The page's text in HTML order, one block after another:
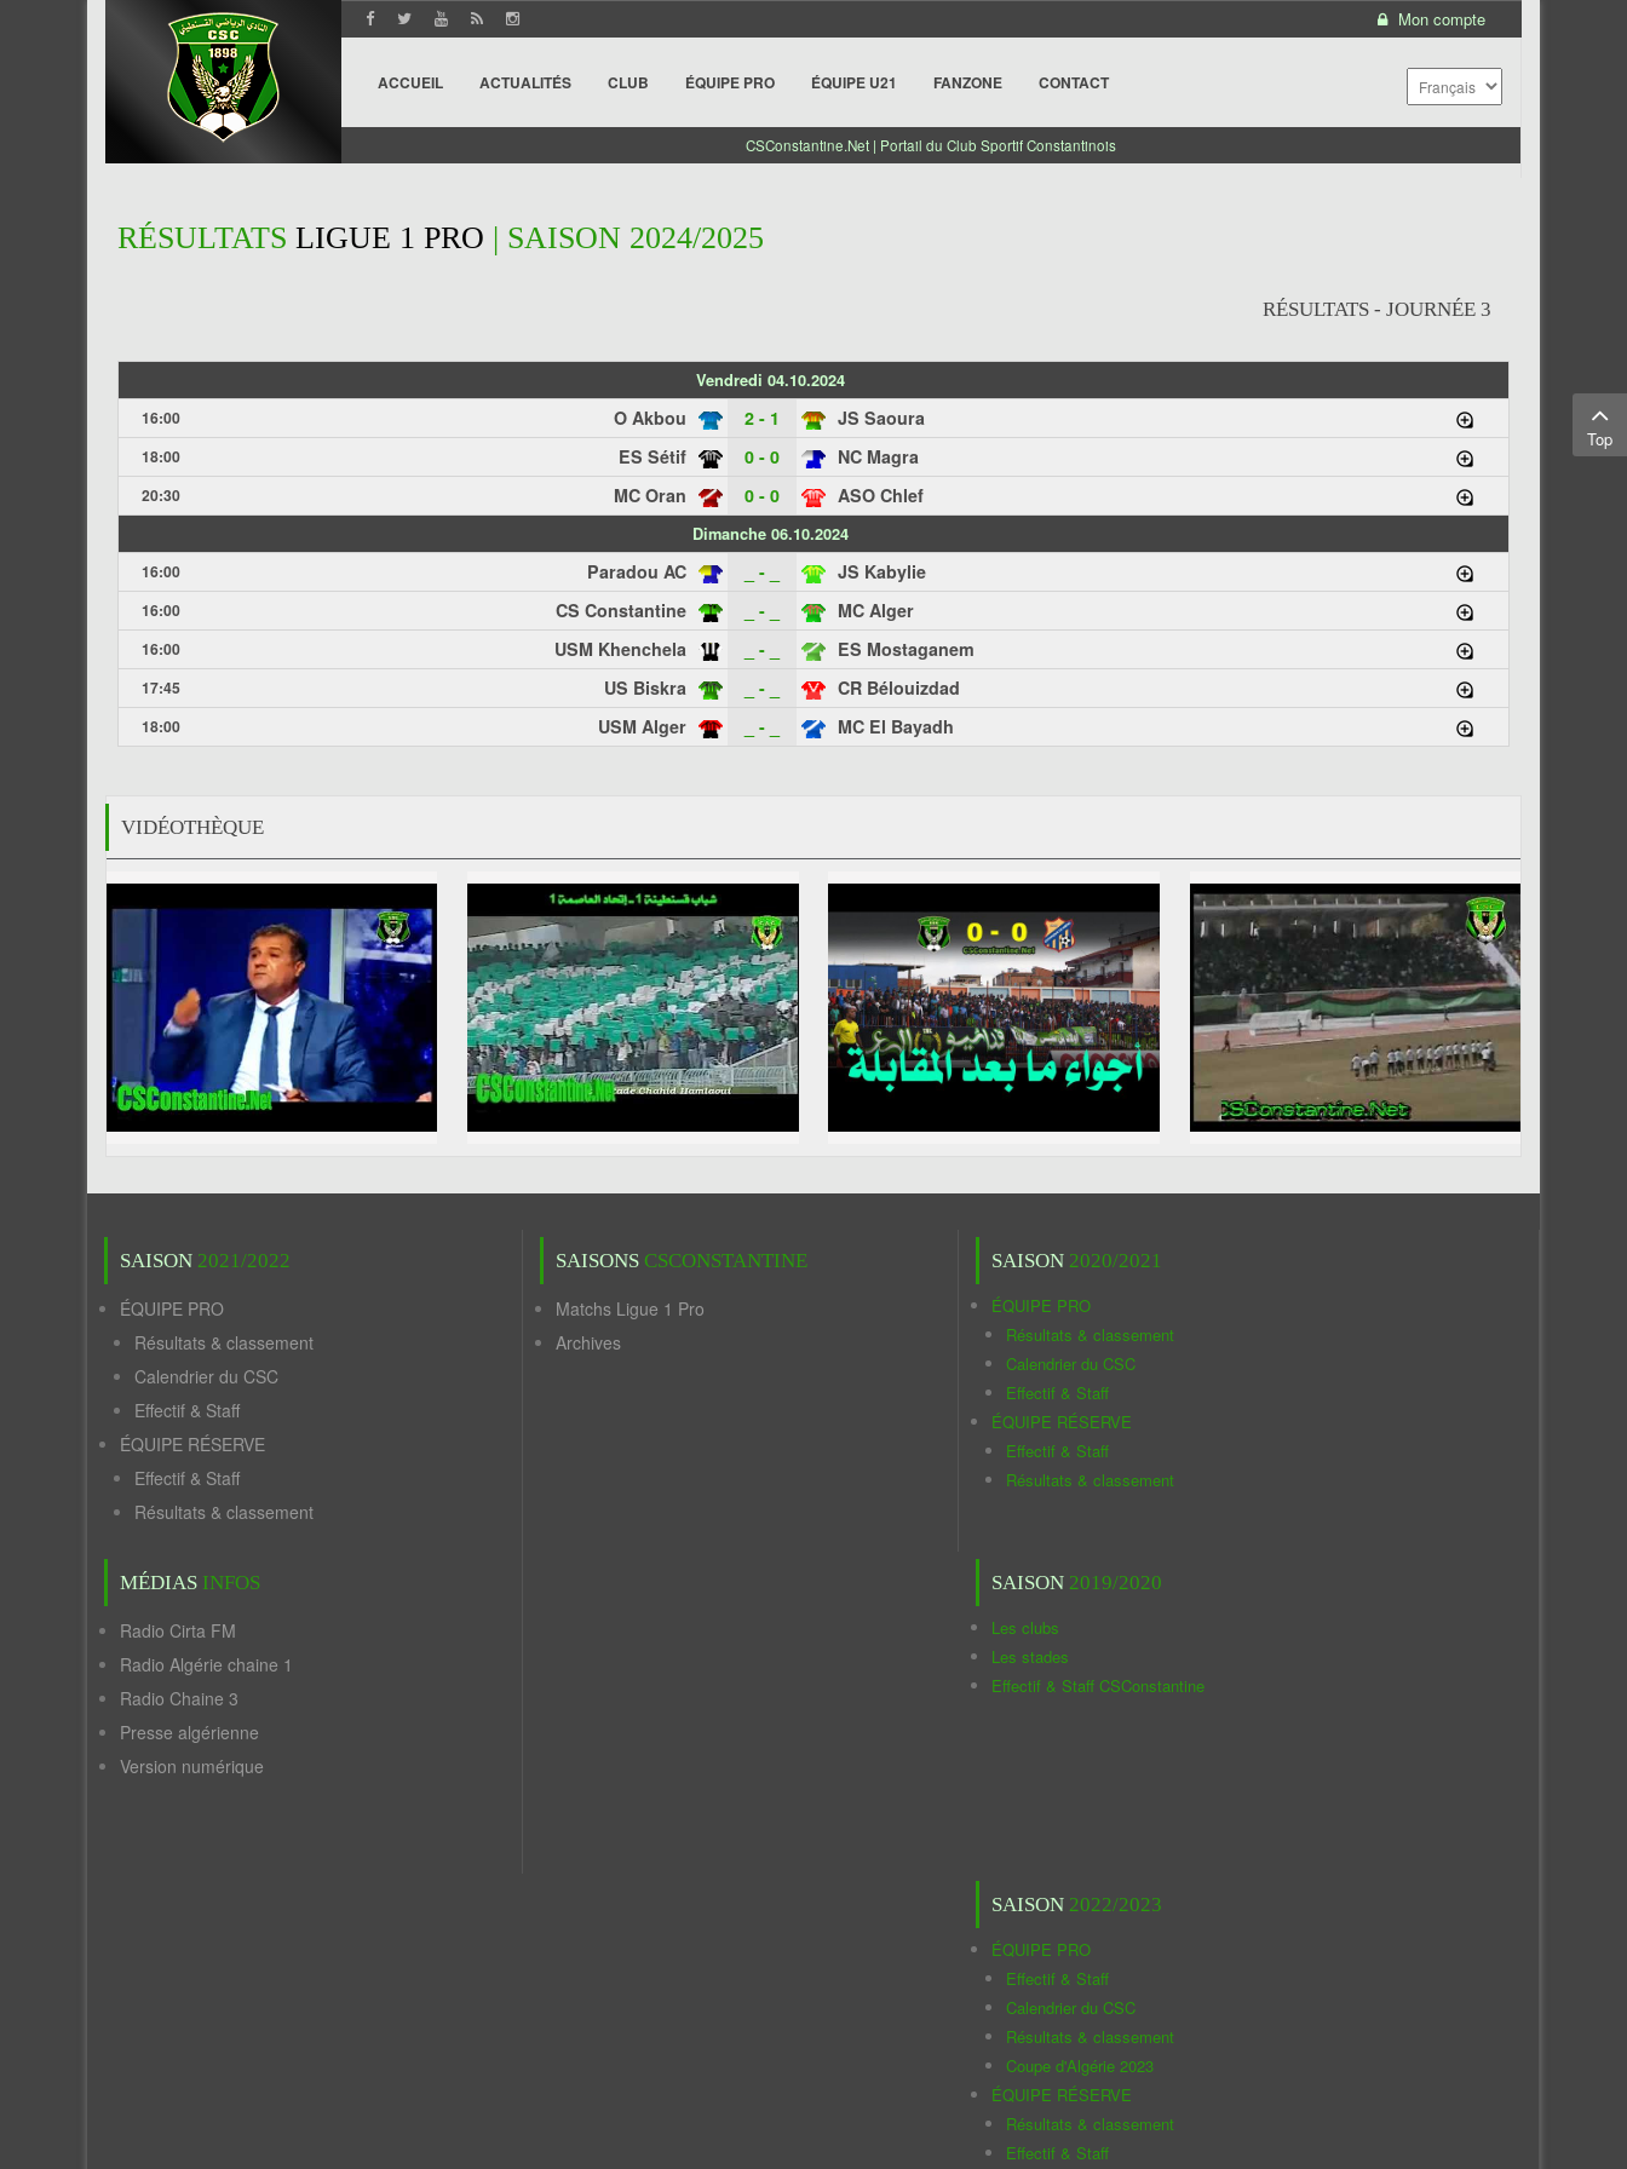
Mon compte
ACCUEIL ACTUALITÉS CLUB ÉQUIPE PRO ÉQUIPE U21 FANZONE CONTACT
CSConstantine.Net | Portail du Club Sportif Constantinois
RÉSULTATS LIGUE 1 PRO | SAISON 2024/2025
RÉSULTATS - JOURNÉE 3
Vendredi 04.10.2024
16:00
O Akbou 2 - 1 JS Saoura
18:00 ES Sétif 0 - 0 NC Magra
20:30 MC Oran 0 - 0 ASO Chlef
Dimanche 06.10.2024
16:00
Paradou AC _ - _ JS Kabylie
16:00 CS Constantine _ - _ MC Alger
16:00 USM Khenchela _ - _ ES Mostaganem
17:45 US Biskra _ - _ CR Bélouizdad
18:00 USM Alger _ - _ MC El Bayadh
VIDÉOTHÈQUE
SAISON 2021/2022
ÉQUIPE PRO
Résultats & classement
Calendrier du CSC
Effectif & Staff
ÉQUIPE RÉSERVE
Effectif & Staff
Résultats & classement
MÉDIAS INFOS
Radio Cirta FM
Radio Algérie chaine 1
Radio Chaine 3
Presse algérienne
Version numérique
SAISONS CSCONSTANTINE
Matchs Ligue 1 Pro
Archives
SAISON 2020/2021
ÉQUIPE PRO
Résultats & classement
Calendrier du CSC
Effectif & Staff
ÉQUIPE RÉSERVE
Effectif & Staff
Résultats & classement
SAISON 2019/2020
Les clubs
Les stades
Effectif & Staff CSConstantine
SAISON 2022/2023
ÉQUIPE PRO
Effectif & Staff
Calendrier du CSC
Résultats & classement
Coupe d'Algérie 2023
ÉQUIPE RÉSERVE
Résultats & classement
Effectif & Staff
Top